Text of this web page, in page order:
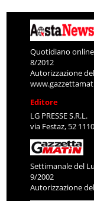
Quotidiano
8/2012
Autorizzazione
Editore
LG PRESSE S.R.L.
via Festaz, 52
Settimanale del
9/2002
Autorizzazione